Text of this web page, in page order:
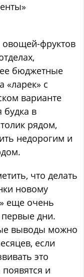
овощей-фруктов
бюджетные
«ларек» с
варианте
будка в
рядом,
недорогим и
что делать
новому
еще очень
дни.
выводы можно
если
это
и